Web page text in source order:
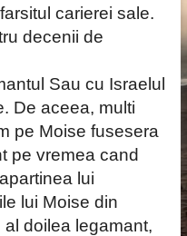
carierei sale.
decenii de
Sau cu Israelul
De aceea, multi
pe Moise fusesera
pe vremea cand
lui
lui Moise din
doilea legamant,